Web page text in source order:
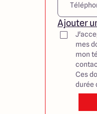
Ajouter
mes
mon
Ces
durée